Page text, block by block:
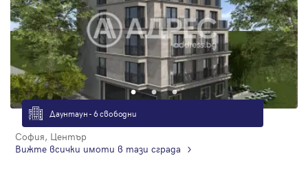
Даунтаун - 6 свободни
София, Център
Вижте всички имоти в тази сграда